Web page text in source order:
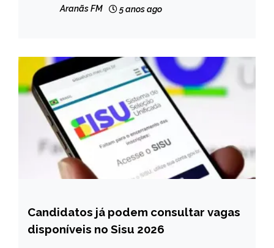
Aranãs FM 5 anos ago
BRASIL
NOTÍCIAS
Candidatos já podem consultar vagas
disponíveis no Sisu 2026